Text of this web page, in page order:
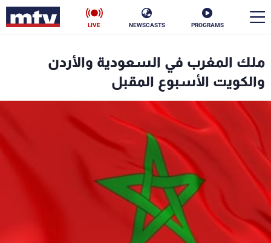
PROGRAMS
NEWSCASTS
LIVE
ملك المغرب في السعودية والأردن
والكويت الأسبوع المقبل
الأخبار
سياسة
منوعات
كأس العالم